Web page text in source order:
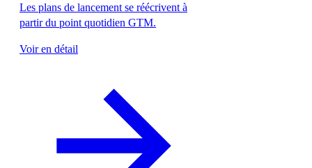
Les plans de lancement se réécrivent à
partir du point quotidien GTM.
Voir en détail